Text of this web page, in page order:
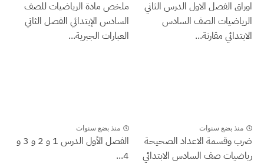
اوراق الفصل الاول الدرس الثاني
الرياضيات الصف السادس
الابتدائي مقارنة...
ملخص مادة الرياضيات للصف
السادس الإبتدائي الفصل الثاني
العبارات الجبرية...
منذ بضع سنوات
ضرب وقسمة الاعداد الصحيحة
رياضيات صف السادس الابتدائي
منذ بضع سنوات
الفصل الأول الدرس 1 و 2 و 3 و
4...